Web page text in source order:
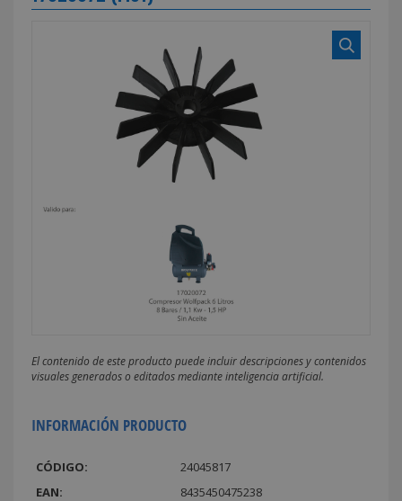
El contenido de este producto puede incluir descripciones y contenidos
visuales generados o editados mediante inteligencia artificial.
INFORMACIÓN PRODUCTO
CÓDIGO:
24045817
EAN:
8435450475238